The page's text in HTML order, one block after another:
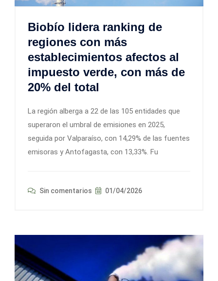
Biobío lidera ranking de
regiones con más
establecimientos afectos al
impuesto verde, con más de
20% del total
La región alberga a 22 de las 105 entidades que
superaron el umbral de emisiones en 2025,
seguida por Valparaíso, con 14,29% de las fuentes
emisoras y Antofagasta, con 13,33%. Fu
Sin comentarios 01/04/2026